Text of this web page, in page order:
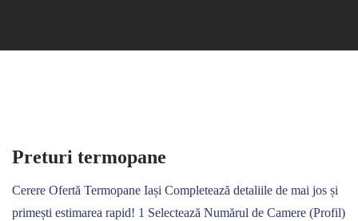
Preturi termopane
Cerere Ofertă Termopane Iași Completează detaliile de mai jos și
primești estimarea rapid! 1 Selectează Numărul de Camere (Profil)